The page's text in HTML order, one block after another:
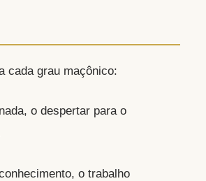
cada grau maçônico:
o despertar para o
o trabalho